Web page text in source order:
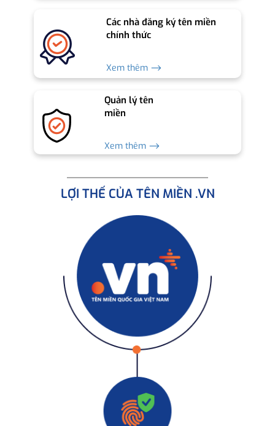
Các nhà đăng ký tên miền
chính thức
Xem thêm ⟶
Quản lý tên
miền
Xem thêm ⟶
LỢI THẾ CỦA TÊN MIỀN .VN